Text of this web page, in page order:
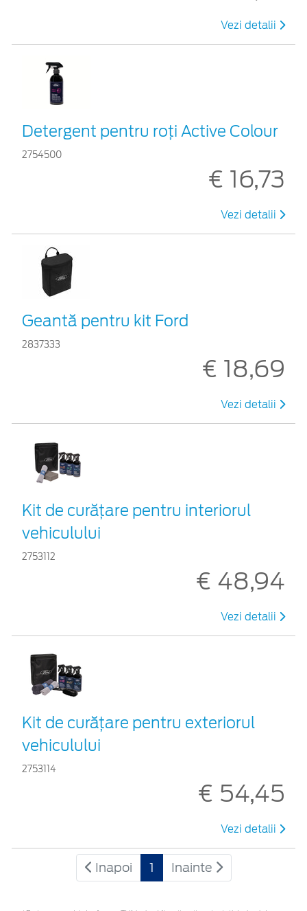
Vezi detalii
Detergent pentru roți Active Colour
2754500
€ 16,73
Vezi detalii
Geantă pentru kit Ford
2837333
€ 18,69
Vezi detalii
Kit de curățare pentru interiorul
vehiculului
2753112
€ 48,94
Vezi detalii
Kit de curățare pentru exteriorul
vehiculului
2753114
€ 54,45
Vezi detalii
Inapoi 1 Inainte